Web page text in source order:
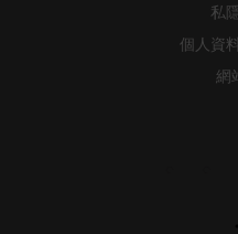
私
個人資
網